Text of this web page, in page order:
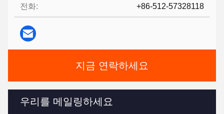
전화: +86-512-57328118
지금 연락하세요
우리를 메일링하세요